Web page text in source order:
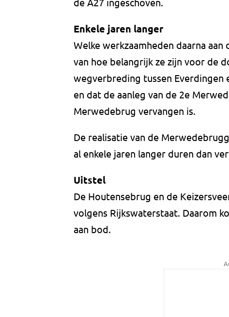
Enkele jaren langer
Welke werkzaamheden daarna
van hoe belangrijk ze zijn voor de
wegverbreding tussen Everdingen
en dat de aanleg van de 2e
Merwedebrug vervangen is.
De realisatie van de
al enkele jaren langer duren dan
Uitstel
De Houtensebrug en de
volgens Rijkswaterstaat. Daarom
aan bod.